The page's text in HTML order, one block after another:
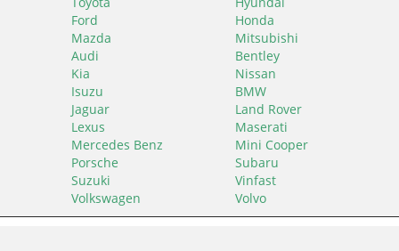
Ford
Honda
Mazda
Mitsubishi
Audi
Bentley
Kia
Nissan
Isuzu
BMW
Jaguar
Land Rover
Lexus
Maserati
Mercedes Benz
Mini Cooper
Porsche
Subaru
Suzuki
Vinfast
Volkswagen
Volvo